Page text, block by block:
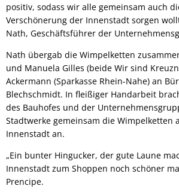
positiv, sodass wir alle gemeinsam auch
Verschönerung der Innenstadt sorgen
Nath, Geschäftsführer der
Nath übergab die Wimpelketten
und Manuela Gilles (beide Wir sind
Ackermann (Sparkasse Rhein-Nahe) an
Blechschmidt. In fleißiger Handarbeit
des Bauhofes und der
Stadtwerke gemeinsam die Wimpelketten
Innenstadt an.
„Ein bunter Hingucker, der gute Laune
Innenstadt zum Shoppen noch schöner
Prencipe.